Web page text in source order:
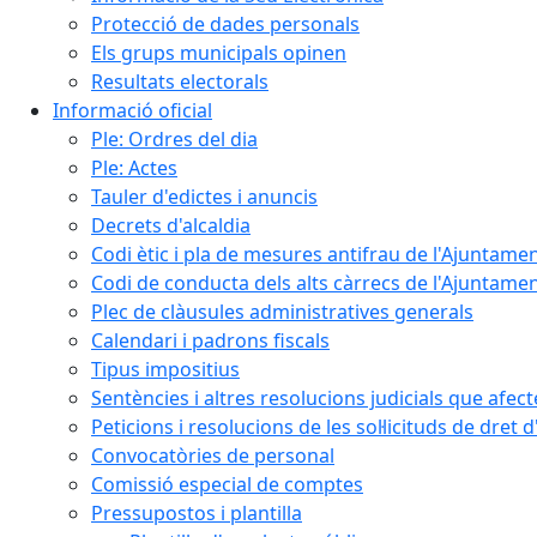
Protecció de dades personals
Els grups municipals opinen
Resultats electorals
Informació oficial
Ple: Ordres del dia
Ple: Actes
Tauler d'edictes i anuncis
Decrets d'alcaldia
Codi ètic i pla de mesures antifrau de
Codi de conducta dels alts càrrecs de
Plec de clàusules administratives generals
Calendari i padrons fiscals
Tipus impositius
Sentències i altres resolucions judicials que
Peticions i resolucions de les sol·licituds de dret
Convocatòries de personal
Comissió especial de comptes
Pressupostos i plantilla